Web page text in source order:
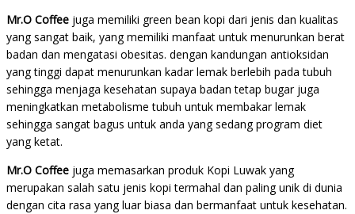
Mr.O Coffee juga memiliki green bean kopi dari jenis dan kualitas
yang sangat baik, yang memiliki manfaat untuk menurunkan berat
badan dan mengatasi obesitas. dengan kandungan antioksidan
yang tinggi dapat menurunkan kadar lemak berlebih pada tubuh
sehingga menjaga kesehatan supaya badan tetap bugar juga
meningkatkan metabolisme tubuh untuk membakar lemak
sehingga sangat bagus untuk anda yang sedang program diet
yang ketat.
Mr.O Coffee juga memasarkan produk Kopi Luwak yang
merupakan salah satu jenis kopi termahal dan paling unik di dunia
dengan cita rasa yang luar biasa dan bermanfaat untuk kesehatan.